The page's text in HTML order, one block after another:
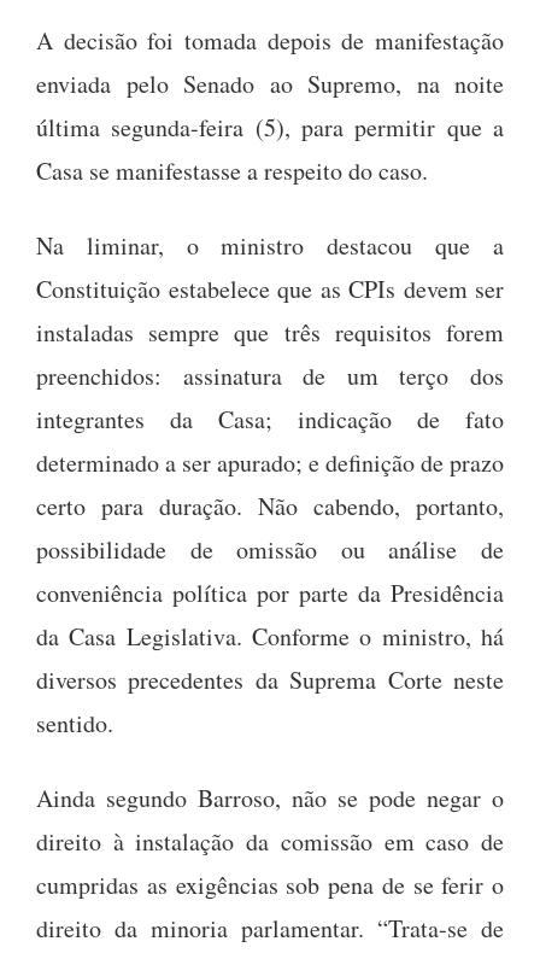
A decisão foi tomada depois de manifestação
enviada pelo Senado ao Supremo, na noite
última segunda-feira (5), para permitir que a
Casa se manifestasse a respeito do caso.
Na liminar, o ministro destacou que a
Constituição estabelece que as CPIs devem ser
instaladas sempre que três requisitos forem
preenchidos: assinatura de um terço dos
integrantes da Casa; indicação de fato
determinado a ser apurado; e definição de prazo
certo para duração. Não cabendo, portanto,
possibilidade de omissão ou análise de
conveniência política por parte da Presidência
da Casa Legislativa. Conforme o ministro, há
diversos precedentes da Suprema Corte neste
sentido.
Ainda segundo Barroso, não se pode negar o
direito à instalação da comissão em caso de
cumpridas as exigências sob pena de se ferir o
direito da minoria parlamentar. “Trata-se de